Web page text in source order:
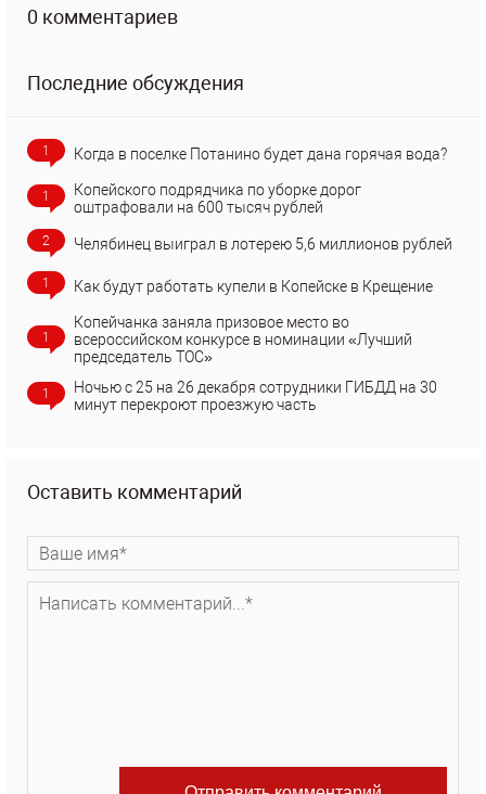
0 комментариев
Последние обсуждения
1 Когда в поселке Потанино будет дана горячая вода?
1
Копейского подрядчика по уборке дорог
оштрафовали на 600 тысяч рублей
2 Челябинец выиграл в лотерею 5,6 миллионов рублей
1 Как будут работать купели в Копейске в Крещение
1
Копейчанка заняла призовое место во
всероссийском конкурсе в номинации «Лучший
председатель ТОС»
1
Ночью с 25 на 26 декабря сотрудники ГИБДД на 30
минут перекроют проезжую часть
Оставить комментарий